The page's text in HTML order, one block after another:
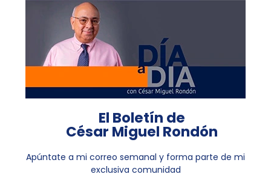
El Boletín de
César Miguel Rondón
Apúntate a mi correo semanal y forma parte de mi
exclusiva comunidad